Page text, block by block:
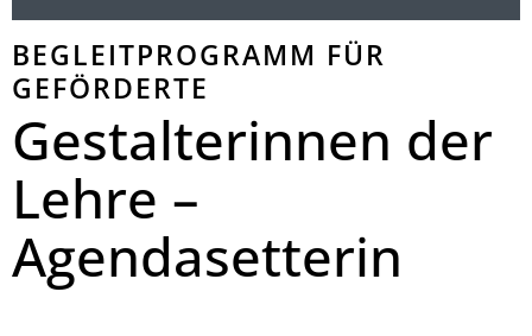
BEGLEITPROGRAMM FÜR
GEFÖRDERTE
Gestalterinnen der
Lehre –
Agendasetterin